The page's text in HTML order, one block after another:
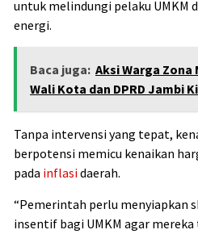
untuk melindungi pelaku UMKM
energi.
Baca juga: Aksi Warga Zona
Wali Kota dan DPRD Jambi
Tanpa intervensi yang tepat,
berpotensi memicu kenaikan
pada inflasidaerah.
“Pemerintah perlu menyiapkan
insentif bagi UMKM agar